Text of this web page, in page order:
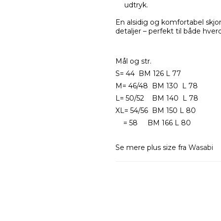
udtryk.
En alsidig og komfortabel
detaljer – perfekt til både
Mål og str.
S= 44 BM 126 L 77
M= 46/48 BM 130 L 78
L= 50/52 BM 140 L 78
XL= 54/56 BM 150 L 80
= 58 BM 166 L 80
Se mere plus size fra Wasabi